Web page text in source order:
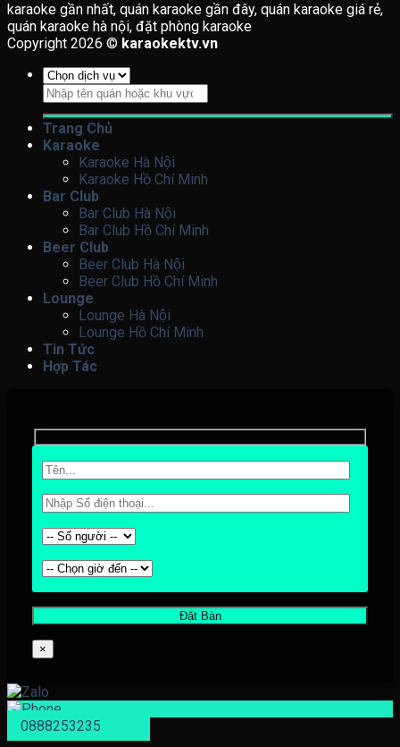
karaoke gần nhất, quán karaoke gần đây, quán karaoke giá rẻ,
quán karaoke hà nội, đặt phòng karaoke
Copyright 2026 © karaokektv.vn
Tìm
kiếm:
Trang Chủ
Karaoke
Karaoke Hà Nội
Karaoke Hồ Chí Minh
Bar Club
Bar Club Hà Nội
Bar Club Hồ Chí Minh
Beer Club
Beer Club Hà Nội
Beer Club Hồ Chí Minh
Lounge
Lounge Hà Nội
Lounge Hồ Chí Minh
Tin Tức
Hợp Tác
×
0888253235